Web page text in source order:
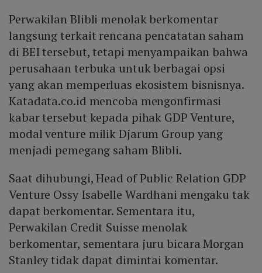
Perwakilan Blibli menolak berkomentar
langsung terkait rencana pencatatan saham
di BEI tersebut, tetapi menyampaikan bahwa
perusahaan terbuka untuk berbagai opsi
yang akan memperluas ekosistem bisnisnya.
Katadata.co.id mencoba mengonfirmasi
kabar tersebut kepada pihak GDP Venture,
modal venture milik Djarum Group yang
menjadi pemegang saham Blibli.
Saat dihubungi, Head of Public Relation GDP
Venture Ossy Isabelle Wardhani mengaku tak
dapat berkomentar. Sementara itu,
Perwakilan Credit Suisse menolak
berkomentar, sementara juru bicara Morgan
Stanley tidak dapat dimintai komentar.